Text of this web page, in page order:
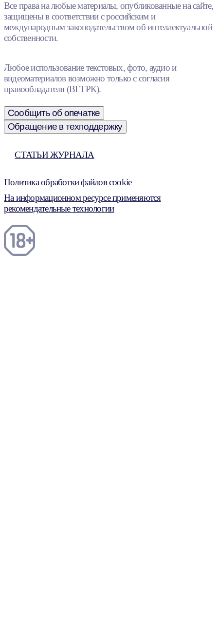
Все права на любые материалы, опубликованные на сайте,
защищены в соответствии с российским и
международным законодательством об интеллектуальной
собственности.
Любое использование текстовых, фото, аудио и
видеоматериалов возможно только с согласия
правообладателя (ВГТРК).
Сообщить об опечатке
Обращение в техподдержку
СТАТЬИ ЖУРНАЛА
Политика обработки файлов cookie
На информационном ресурсе применяются
рекомендательные технологии